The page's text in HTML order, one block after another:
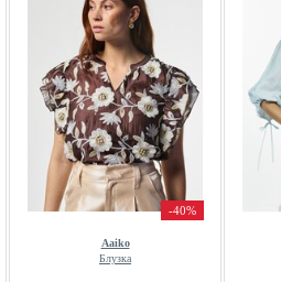
-40%
Aaiko
Блузка